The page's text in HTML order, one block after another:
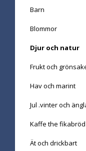
Barn
Blommor
Djur och natur
Frukt och
Hav och marint
Jul .vinter och
Kaffe the fikabröd
Ät och drickbart